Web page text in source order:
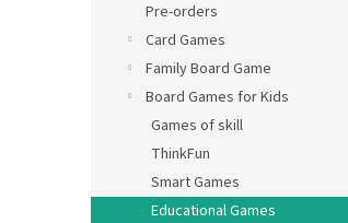
Pre-orders
Card Games
Family Board Game
Board Games for Kids
Games of skill
ThinkFun
Smart Games
Educational Games